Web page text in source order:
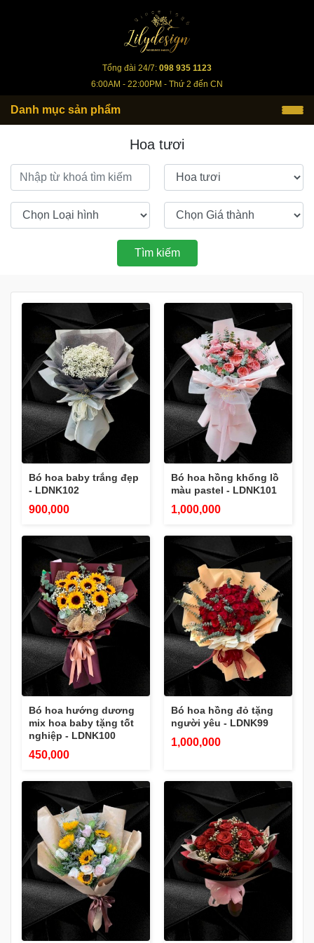
lilydesign.vn
Tổng đài 24/7: 098 935 1123
6:00AM - 22:00PM - Thứ 2 đến CN
Danh mục sản phẩm
Hoa tươi
Tìm kiếm
Bó hoa baby trắng đẹp
- LDNK102
900,000
Bó hoa hồng khổng lồ
màu pastel - LDNK101
1,000,000
Bó hoa hướng dương
mix hoa baby tặng tốt
nghiệp - LDNK100
450,000
Bó hoa hồng đỏ tặng
người yêu - LDNK99
1,000,000